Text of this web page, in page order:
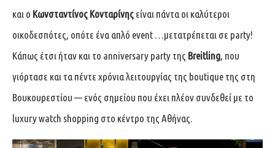
και ο Κωνσταντίνος Κονταρίνης είναι πάντα οι καλύτεροι
οικοδεσπότες, οπότε ένα απλό event …μετατρέπεται σε party!
Κάπως έτσι ήταν και το anniversary party της Breitling, που
γιόρτασε και τα πέντε χρόνια λειτουργίας της boutique της στη
Βουκουρεστίου — ενός σημείου που έχει πλέον συνδεθεί με το
luxury watch shopping στο κέντρο της Αθήνας.